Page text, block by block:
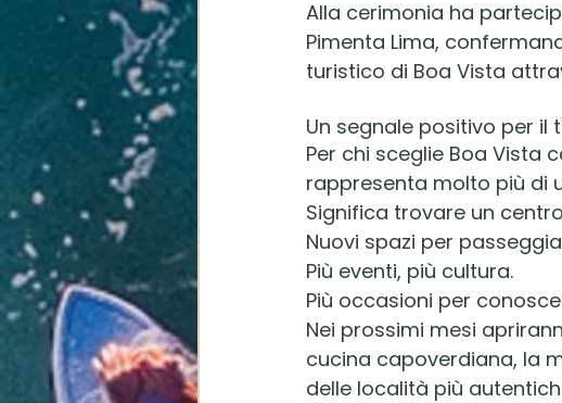
Alla cerimonia ha
Pimenta Lima,
turistico di Boa Vista
Un segnale positivo per il
Per chi sceglie Boa Vista
rappresenta molto più di
Significa trovare un
Nuovi spazi per
Più eventi, più cultura.
Più occasioni per
Nei prossimi mesi
cucina capoverdiana, la
delle località più